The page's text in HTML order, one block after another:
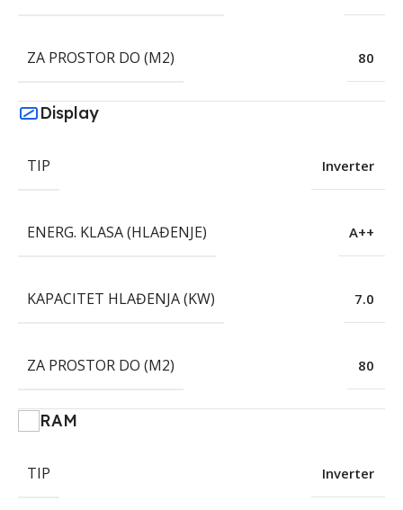
ZA PROSTOR DO (M2) 80
Display
TIP Inverter
ENERG. KLASA (HLAĐENJE) A++
KAPACITET HLAĐENJA (KW) 7.0
ZA PROSTOR DO (M2) 80
RAM
TIP Inverter